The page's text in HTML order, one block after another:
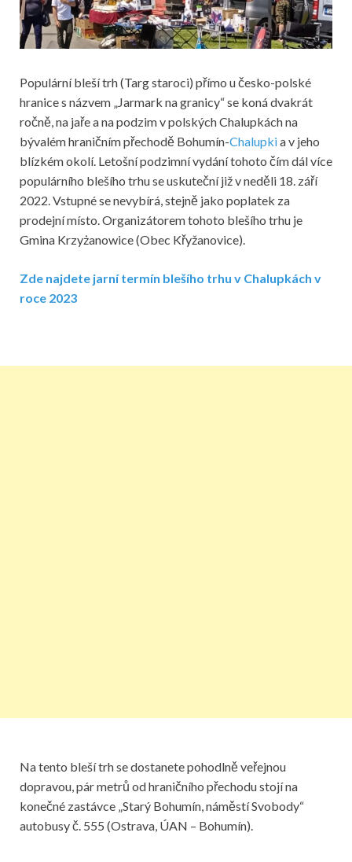
Populární bleší trh (Targ staroci) přímo u česko-polské
hranice s názvem „Jarmark na granicy“ se koná dvakrát
ročně, na jaře a na podzim v polských Chalupkách na
bývalém hraničním přechodě Bohumín-Chalupkia v jeho
blízkém okolí. Letošní podzimní vydání tohoto čím dál více
populárního blešího trhu se uskuteční již v neděli 18. září
2022. Vstupné se nevybírá, stejně jako poplatek za
prodejní místo. Organizátorem tohoto blešího trhu je
Gmina Krzyżanowice (Obec Křyžanovice).
Zde najdete jarní termín blešího trhu v Chalupkách v
roce 2023
Na tento bleší trh se dostanete pohodlně veřejnou
dopravou, pár metrů od hraničního přechodu stojí na
konečné zastávce „Starý Bohumín, náměstí Svobody“
autobusy č. 555 (Ostrava, ÚAN – Bohumín).